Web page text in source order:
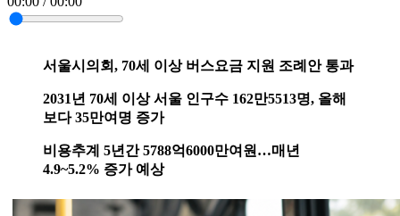
서울시의회, 70세 이상 버스요금 지원 조례안 통과
2031년 70세 이상 서울 인구수 162만5513명, 올해
보다 35만여명 증가
비용추계 5년간 5788억6000만여원…매년
4.9~5.2% 증가 예상